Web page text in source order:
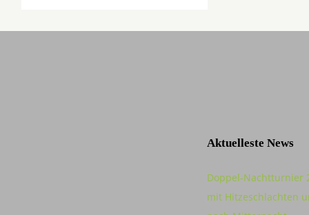
Aktuelleste News
Doppel-Nachtturnier
mit Hitzeschlachten